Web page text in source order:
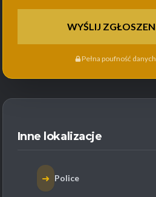
Pełna poufność danych
Inne lokalizacje
➜ Police